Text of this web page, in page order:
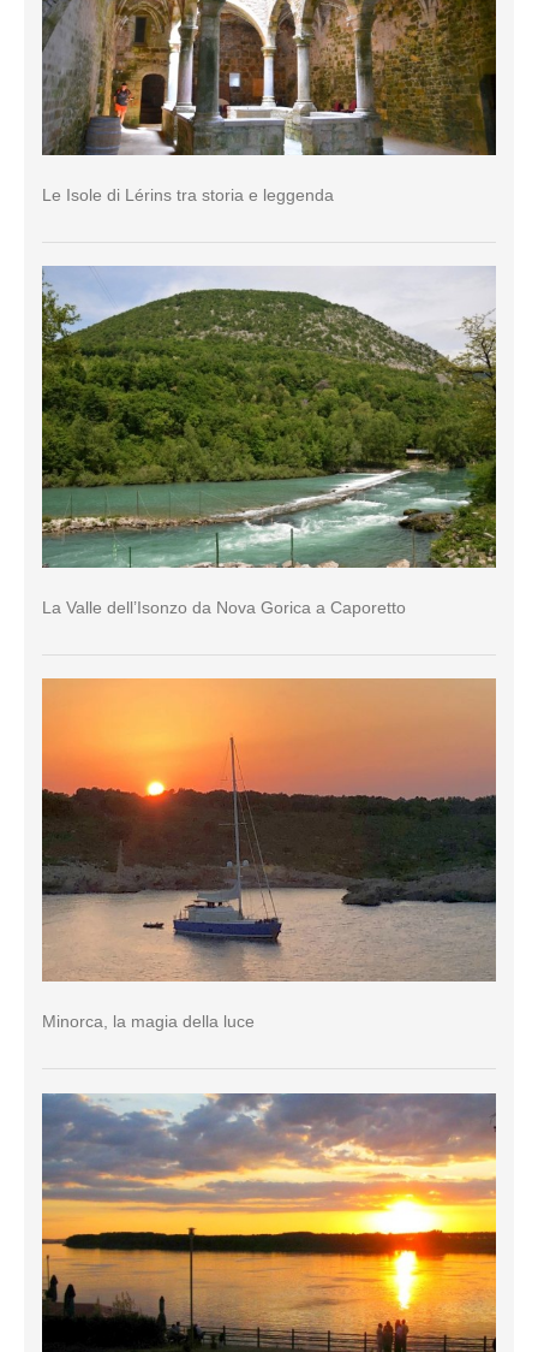
Le Isole di Lérins tra storia e leggenda
La Valle dell’Isonzo da Nova Gorica a Caporetto
Minorca, la magia della luce